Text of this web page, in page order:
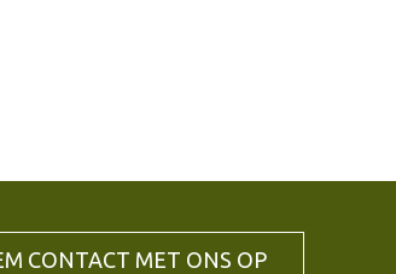
CONTACT MET ONS OP